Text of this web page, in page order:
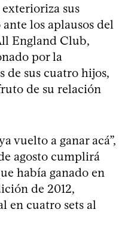
sus
los aplausos del
England Club,
por la
de sus cuatro hijos,
de su relación
vuelto a ganar acá”,
agosto cumplirá
había ganado en
de 2012,
en cuatro sets al